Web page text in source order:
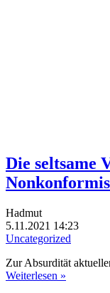
Die seltsame
Hadmut
5.11.2021 14:23
Uncategorized
Zur Absurdität
Weiterlesen »